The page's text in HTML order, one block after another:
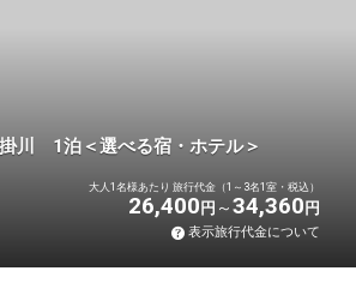
川 1泊＜選べる宿・ホテル＞
大人1名様あたり 旅行代金（1～3名1室・税込）
26,400 円 34,360 円
表示旅行代金について